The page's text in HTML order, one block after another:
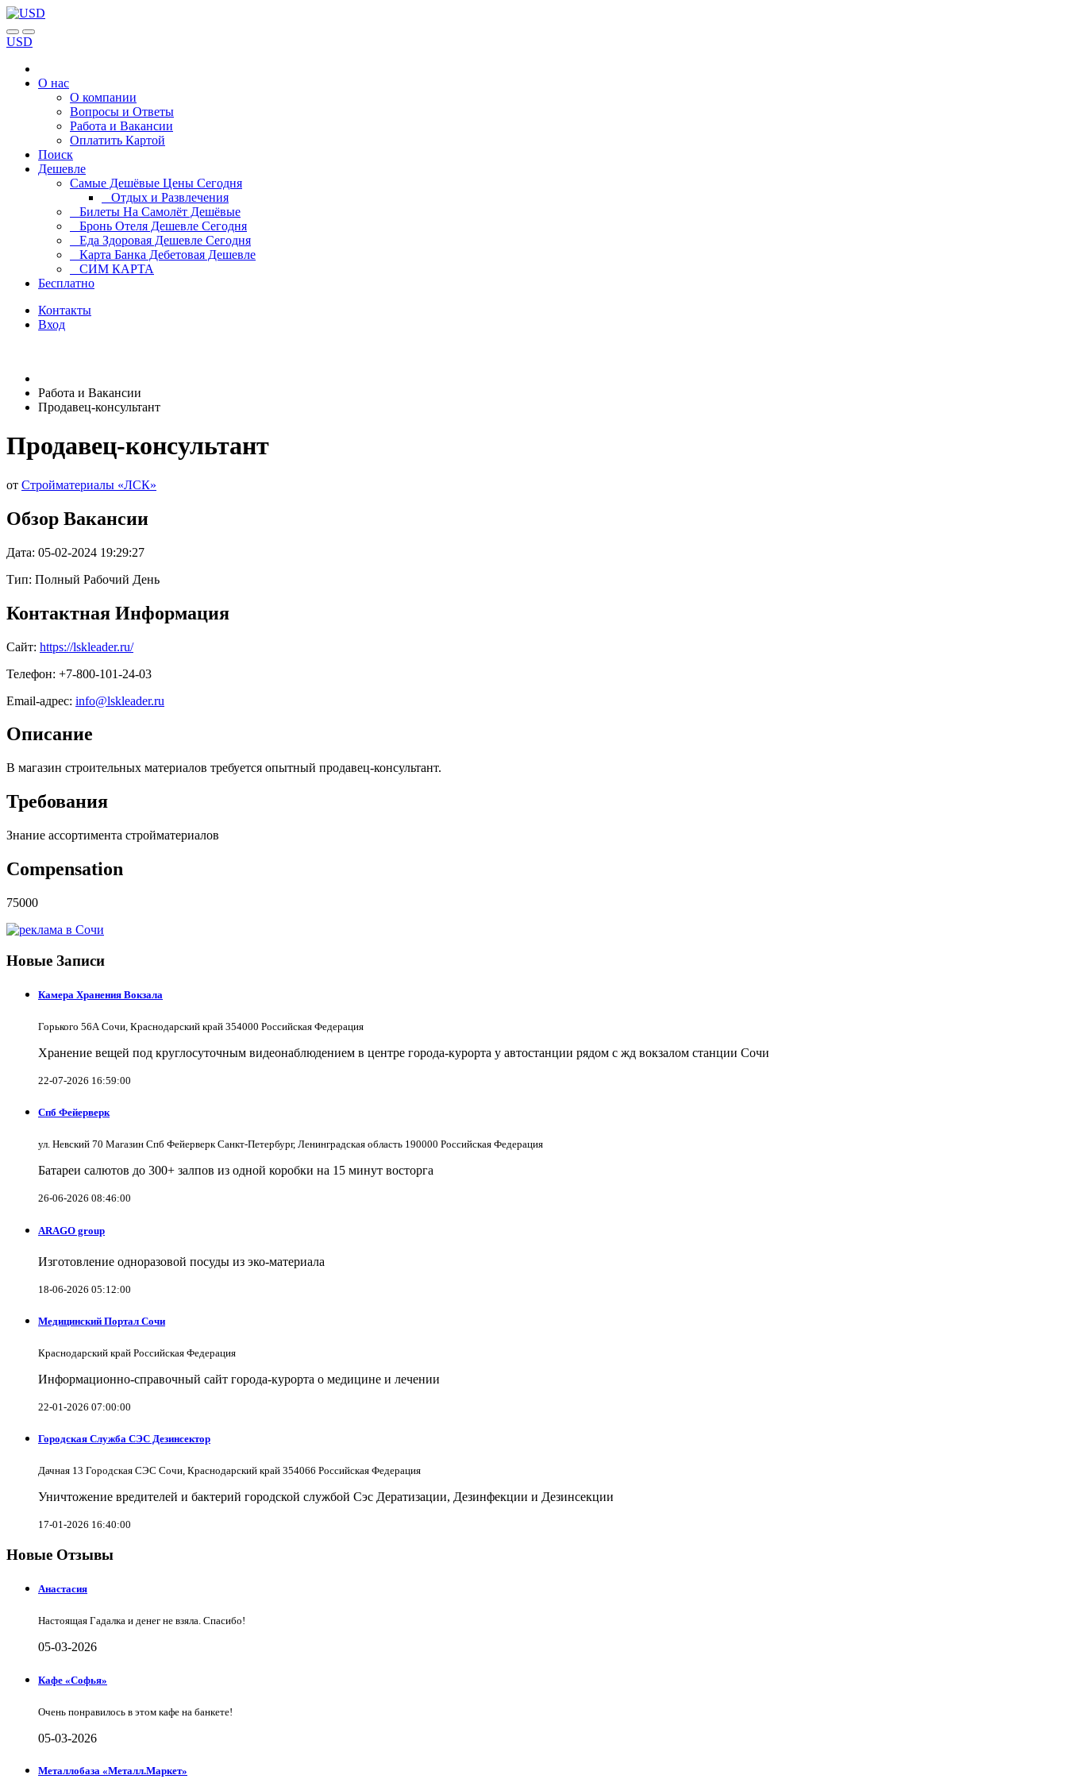
USD
О нас
О компании
Вопросы и Ответы
Работа и Вакансии
Оплатить Картой
Поиск
Дешевле
Самые Дешёвые Цены Сегодня
Отдых и Развлечения
Билеты На Самолёт Дешёвые
Бронь Отеля Дешевле Сегодня
Еда Здоровая Дешевле Сегодня
Карта Банка Дебетовая Дешевле
СИМ КАРТА
Бесплатно
Контакты
Вход
Работа и Вакансии
Продавец-консультант
Продавец-консультант
от Стройматериалы «ЛСК»
Обзор Вакансии
Дата: 05-02-2024 19:29:27
Тип: Полный Рабочий День
Контактная Информация
Сайт: https://lskleader.ru/
Телефон: +7-800-101-24-03
Email-адрес: info@lskleader.ru
Описание
В магазин строительных материалов требуется опытный продавец-консультант.
Требования
Знание ассортимента стройматериалов
Compensation
75000
Новые Записи
Камера Хранения Вокзала
Горького 56А Сочи, Краснодарский край 354000 Российская Федерация
Хранение вещей под круглосуточным видеонаблюдением в центре города-курорта у автостанции рядом с жд вокзалом станции Сочи
22-07-2026 16:59:00
Спб Фейерверк
ул. Невский 70 Магазин Спб Фейерверк Санкт-Петербург, Ленинградская область 190000 Российская Федерация
Батареи салютов до 300+ залпов из одной коробки на 15 минут восторга
26-06-2026 08:46:00
ARAGO group
Изготовление одноразовой посуды из эко-материала
18-06-2026 05:12:00
Медицинский Портал Сочи
Краснодарский край Российская Федерация
Информационно-справочный сайт города-курорта о медицине и лечении
22-01-2026 07:00:00
Городская Служба СЭС Дезинсектор
Дачная 13 Городская СЭС Сочи, Краснодарский край 354066 Российская Федерация
Уничтожение вредителей и бактерий городской службой Сэс Дератизации, Дезинфекции и Дезинсекции
17-01-2026 16:40:00
Новые Отзывы
Анастасия
Настоящая Гадалка и денег не взяла. Спасибо!
05-03-2026
Кафе «Софья»
Очень понравилось в этом кафе на банкете!
05-03-2026
Металлобаза «Металл.Маркет»